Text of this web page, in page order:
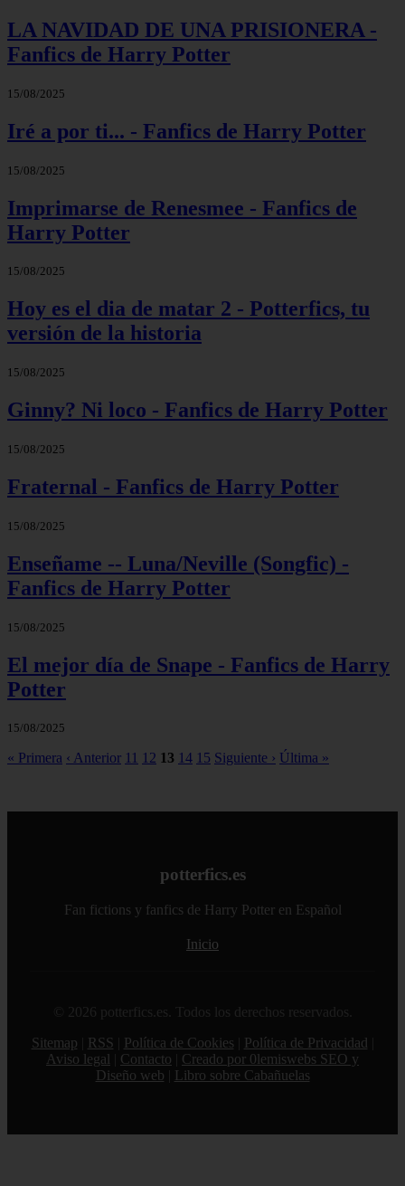
LA NAVIDAD DE UNA PRISIONERA -
Fanfics de Harry Potter
15/08/2025
Iré a por ti... - Fanfics de Harry Potter
15/08/2025
Imprimarse de Renesmee - Fanfics de
Harry Potter
15/08/2025
Hoy es el dia de matar 2 - Potterfics, tu
versión de la historia
15/08/2025
Ginny? Ni loco - Fanfics de Harry Potter
15/08/2025
Fraternal - Fanfics de Harry Potter
15/08/2025
Enseñame -- Luna/Neville (Songfic) -
Fanfics de Harry Potter
15/08/2025
El mejor día de Snape - Fanfics de Harry
Potter
15/08/2025
« Primera ‹ Anterior 11 12 13 14 15 Siguiente › Última »
potterfics.es
Fan fictions y fanfics de Harry Potter en Español
Inicio
© 2026 potterfics.es. Todos los derechos reservados.
Sitemap
RSS Política de Cookies Política de Privacidad
Aviso legal
Contacto
Creado por 0lemiswebs SEO y
Diseño web
Libro sobre Cabañuelas